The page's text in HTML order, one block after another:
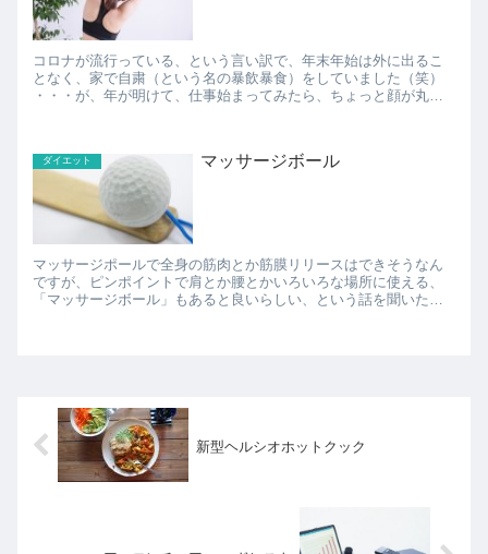
コロナが流行っている、という言い訳で、年末年始は外に出るこ
となく、家で自粛（という名の暴飲暴食）をしていました（笑）
・・・が、年が明けて、仕事始まってみたら、ちょっと顔が丸く
ダイエット マッサージボール
マッサージポールで全身の筋肉とか筋膜リリースはできそうなん
ですが、ピンポイントで肩とか腰とかいろいろな場所に使える、
「マッサージボール」もあると良いらしい、という話を聞いたの
新型ヘルシオホットクック